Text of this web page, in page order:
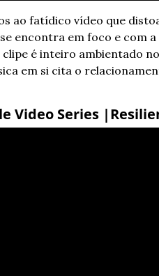
ao fatídico vídeo que
encontra em foco e com
é inteiro ambientado
em si cita o
Video Series